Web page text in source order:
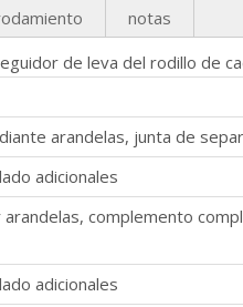
notas
de leva del rodillo de
arandelas, junta de
adicionales
complemento
adicionales